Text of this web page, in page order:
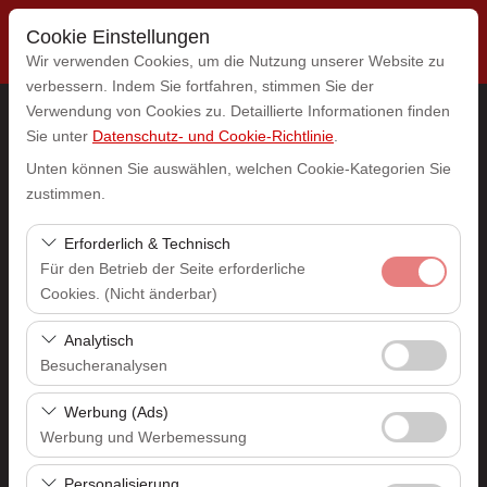
Cookie Einstellungen
Wir verwenden Cookies, um die Nutzung unserer Website zu
verbessern. Indem Sie fortfahren, stimmen Sie der
Verwendung von Cookies zu. Detaillierte Informationen finden
Sie unter Datenschutz- und Cookie-Richtlinie
Unten können Sie auswählen, welchen Cookie-Kategorien Sie
zustimmen.
Erforderlich & Technisch
Für den Betrieb der Seite erforderliche
Cookies. (Nicht änderbar)
Diese Cookies sind für das ordnungsgemäße
Funktionieren der Website, die Sicherheit, die
Sitzungsverwaltung und grundlegende Funktionen
erforderlich. Sie können nicht deaktiviert werden.
Analytisch
Besucheranalysen
Diese Cookies ermöglichen es uns, zu analysieren, wie
unsere Website genutzt wird (Besucherzahl,
meistbesuchte Seiten, Nutzerverhalten). Diese Daten
werden verwendet, um die Leistung der Website zu
Werbung (Ads)
Werbung und Werbemessung
Diese Cookies ermöglichen es uns, Ihnen auf Ihre
Abholstation
Eine andere Rückgabestation auswählen
Abholdatum & Zeit
Rückgabedatum & Zeit